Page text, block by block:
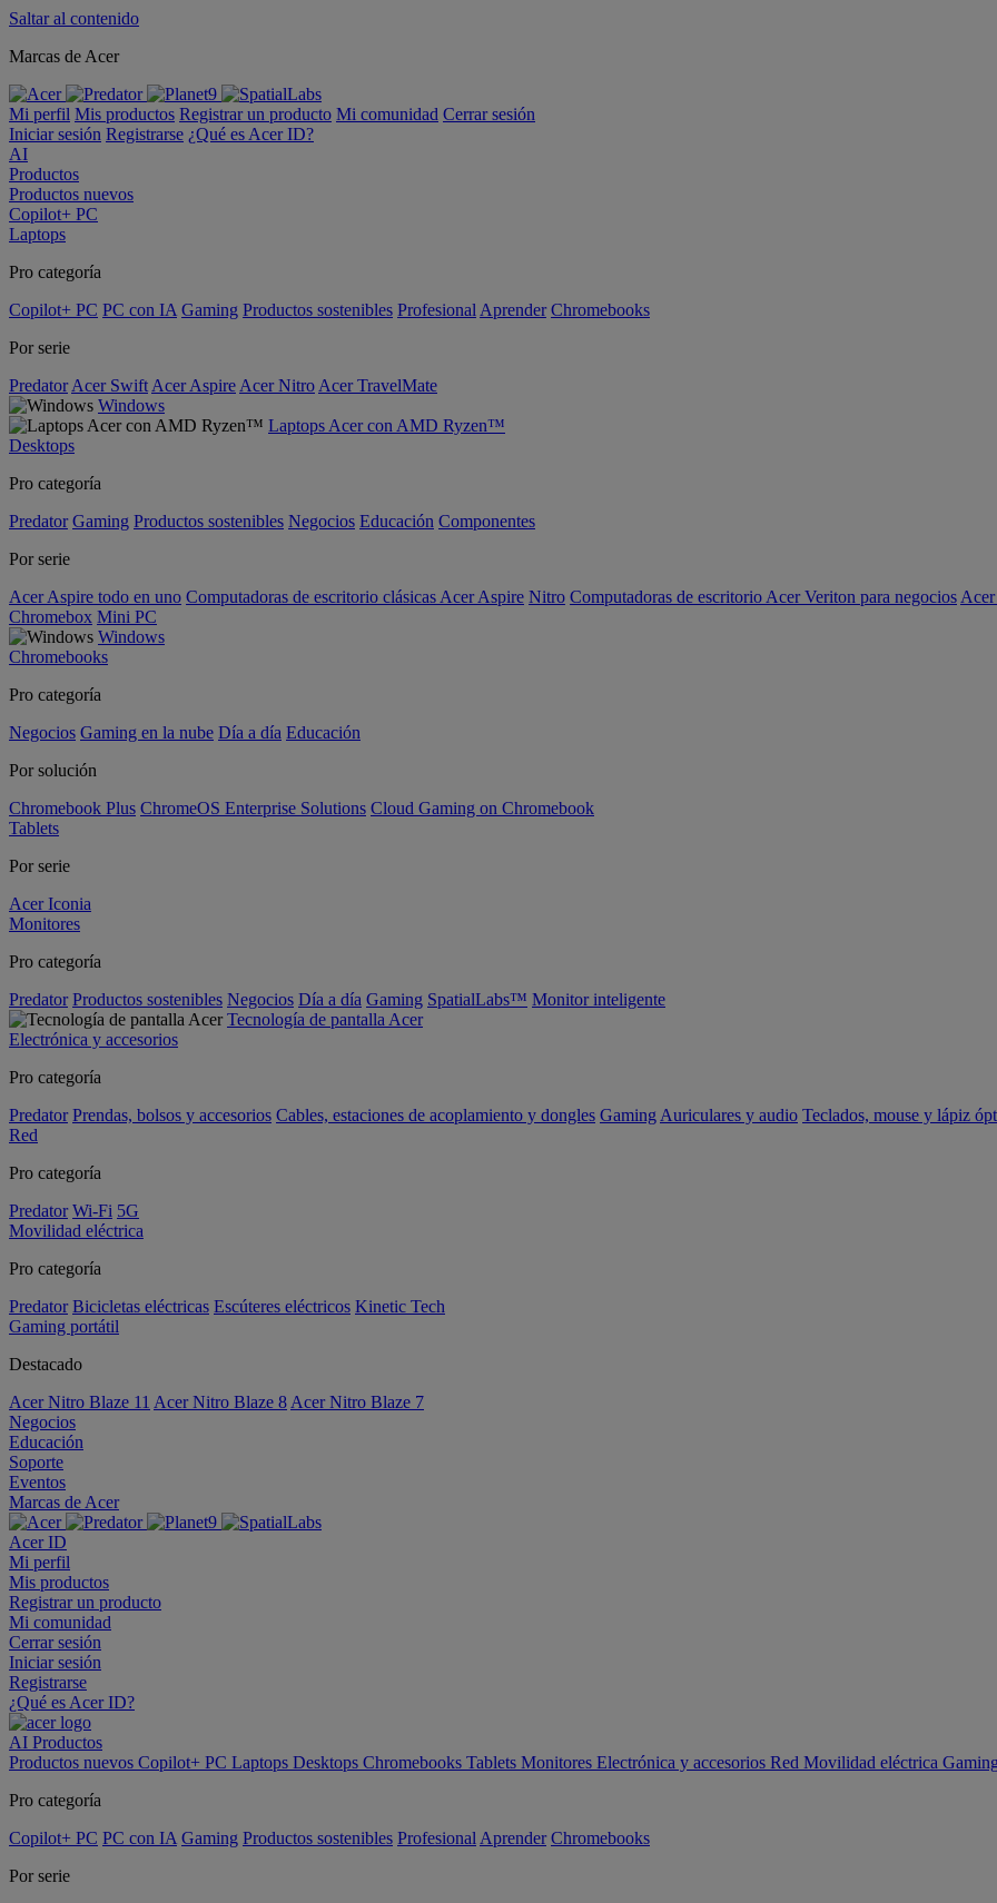
Saltar al contenido
Marcas de Acer
Mi perfil Mis productos Registrar un producto Mi comunidad Cerrar sesión
Iniciar sesión Registrarse ¿Qué es Acer ID?
AI
Productos
Productos nuevos
Copilot+ PC
Laptops
Pro categoría
Copilot+ PC PC con IA Gaming Productos sostenibles Profesional Aprender Chromebooks
Por serie
Predator Acer Swift Acer Aspire Acer Nitro Acer TravelMate
Windows
Laptops Acer con AMD Ryzen™
Desktops
Pro categoría
Predator Gaming Productos sostenibles Negocios Educación Componentes
Por serie
Acer Aspire todo en uno Computadoras de escritorio clásicas Acer Aspire Nitro Computadoras de escritorio Acer Veriton para negocios
Chromebox Mini PC
Windows
Chromebooks
Pro categoría
Negocios Gaming en la nube Día a día Educación
Por solución
Chromebook Plus ChromeOS Enterprise Solutions Cloud Gaming on Chromebook
Tablets
Por serie
Acer Iconia
Monitores
Pro categoría
Predator Productos sostenibles Negocios Día a día Gaming SpatialLabs™ Monitor inteligente
Tecnología de pantalla Acer
Electrónica y accesorios
Pro categoría
Predator Prendas, bolsos y accesorios Cables, estaciones de acoplamiento y dongles Gaming Auriculares y audio Teclados, mouse y lápiz
Red
Pro categoría
Predator Wi-Fi 5G
Movilidad eléctrica
Pro categoría
Predator Bicicletas eléctricas Escúteres eléctricos Kinetic Tech
Gaming portátil
Destacado
Acer Nitro Blaze 11 Acer Nitro Blaze 8 Acer Nitro Blaze 7
Negocios
Educación
Soporte
Eventos
Marcas de Acer
Acer ID
Mi perfil
Mis productos
Registrar un producto
Mi comunidad
Cerrar sesión
Iniciar sesión
Registrarse
¿Qué es Acer ID?
AI Productos
Productos nuevos Copilot+ PC Laptops Desktops Chromebooks Tablets Monitores Electrónica y accesorios Red Movilidad eléctrica
Pro categoría
Copilot+ PC PC con IA Gaming Productos sostenibles Profesional Aprender Chromebooks
Por serie